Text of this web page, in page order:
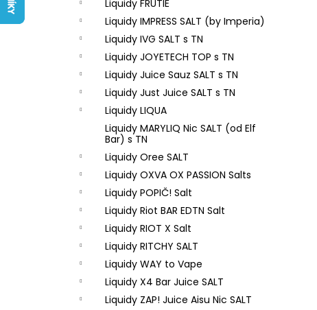
Liquidy FRUTIE
Liquidy IMPRESS SALT (by Imperia)
Liquidy IVG SALT s TN
Liquidy JOYETECH TOP s TN
Liquidy Juice Sauz SALT s TN
Liquidy Just Juice SALT s TN
Liquidy LIQUA
Liquidy MARYLIQ Nic SALT (od Elf
Bar) s TN
Liquidy Oree SALT
Liquidy OXVA OX PASSION Salts
Liquidy POPIČ! Salt
Liquidy Riot BAR EDTN Salt
Liquidy RIOT X Salt
Liquidy RITCHY SALT
Liquidy WAY to Vape
Liquidy X4 Bar Juice SALT
Liquidy ZAP! Juice Aisu Nic SALT
LIQUID ARAMAX 4PACK CIGAR
TOBACCO 4X10ML-18MG
558 Kč